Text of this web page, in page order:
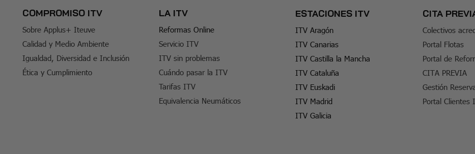
COMPROMISO ITV
Sobre Applus+ Iteuve
Calidad y Medio Ambiente
Igualdad, Diversidad e Inclusión
Ética y Cumplimiento
LA ITV
Reformas Online
Servicio ITV
ITV sin problemas
Cuándo pasar la ITV
Tarifas ITV
Equivalencia Neumáticos
ESTACIONES ITV
ITV Aragón
ITV Canarias
ITV Castilla la Mancha
ITV Cataluña
ITV Euskadi
ITV Madrid
ITV Galicia
CITA
Colectivos
Portal Flotas
Portal de
CITA PREVIA
Gestión
Portal Clientes